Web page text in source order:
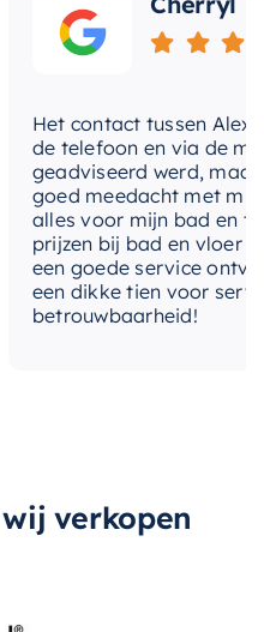
Het contact tussen Alex
de telefoon en via de mail,
geadviseerd werd, maar
goed meedacht met mij.
alles voor mijn bad en
prijzen bij bad en vloer
een goede service
een dikke tien voor
betrouwbaarheid!
verkopen